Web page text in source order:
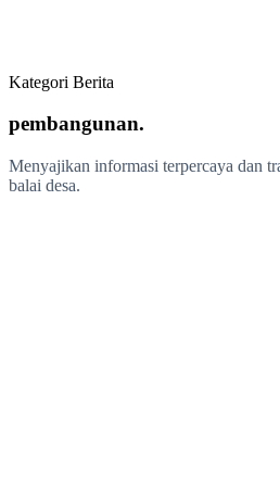
Belanja Pemerintahan
Pembangunan Desa
Penanggulangan Bencana 02%
Kategori Berita
pembangunan.
Menyajikan informasi terpercaya dan
balai desa.